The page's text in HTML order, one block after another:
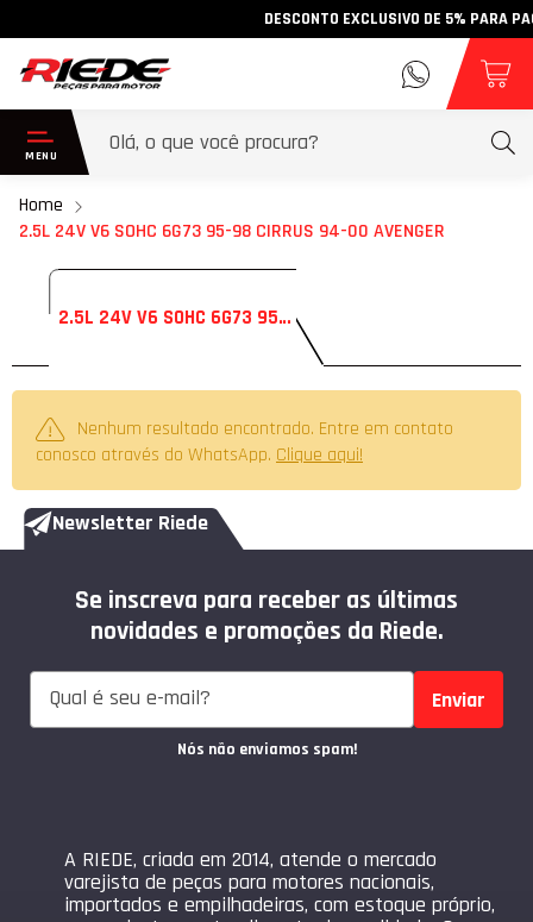
DESCONTO EXCLUSIVO DE 5% PARA
Home
2.5L 24V V6 SOHC 6G73 95-98 CIRRUS 94-00 AVENGER
2.5L 24V V6 SOHC 6G73 95-98 CIRRUS 94-00 AVENGER
Nenhum resultado encontrado. Entre em contato
conosco através do WhatsApp. Clique aqui!
Newsletter Riede
Se inscreva para receber as últimas
novidades e promoções da Riede.
Enviar
Nós não enviamos spam!
A RIEDE, criada em 2014, atende o mercado
varejista de peças para motores nacionais,
importados e empilhadeiras, com estoque próprio,